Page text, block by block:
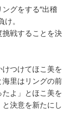
グをする“出稽
。
戦することを決
つけてほこ美を
里はリングの前
よ」とほこ美を
決意を新たにし